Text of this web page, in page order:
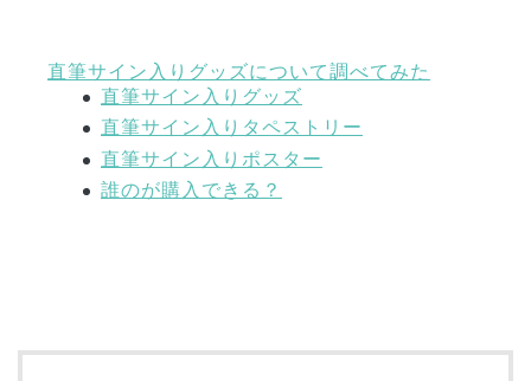
直筆サイン入りグッズについて調べてみた
直筆サイン入りグッズ
直筆サイン入りタペストリー
直筆サイン入りポスター
誰のが購入できる？